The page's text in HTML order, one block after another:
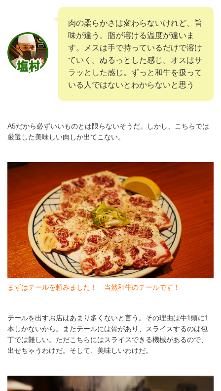
肉の柔らかさは変わらないけれど、旨
味が違う。脂が溶ける温度が違いま
す。メスは手で持っているだけで溶け
ていく。ぬるっとした感じ。オスはサ
ラッとした感じ。ずっと和牛を扱って
いる人ではないとわからないと思う
A5だから必ずいいものとは限らないそうだ。しかし、こちらでは
厳選した美味しい肉しか出てこない。
まずはテールを頼みました！ 当然和牛のテールです！
テールを出すお店はあまり多くないと言う。その理由は牛1頭に1
本しかないから。またテールには骨があり、スライスするのは包
丁では難しい。ただこちらにはスライスできる機械があるので、
出せちゃうわけだ。そして、美味しいわけだ。